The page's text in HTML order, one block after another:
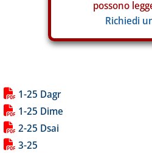
possono
Richiedi
Lista allegati PDF alla
1-25 Dagr
1-25 Dime
2-25 Dsai
3-25